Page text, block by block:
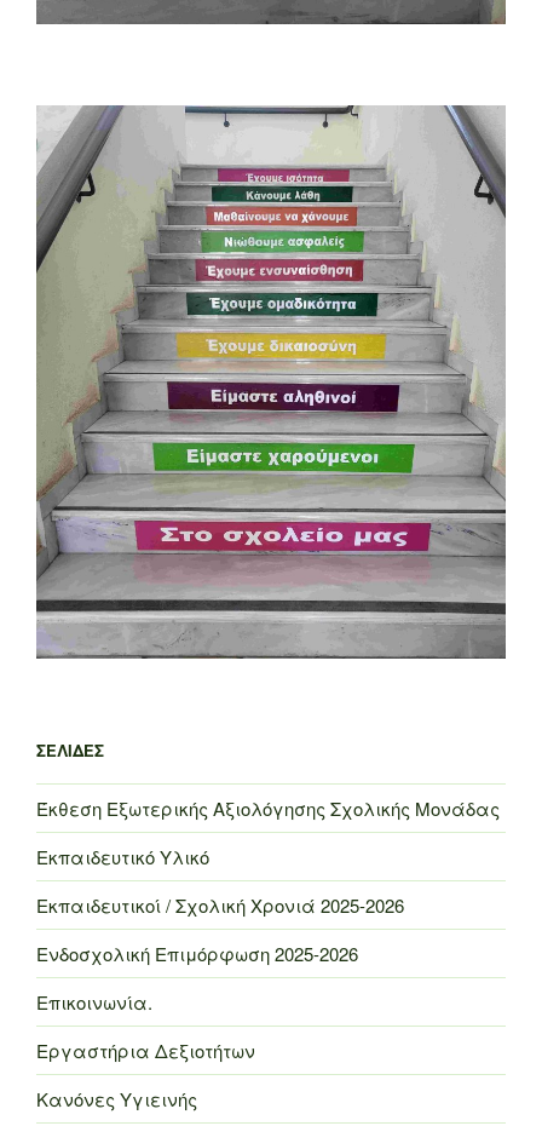
ΣΕΛΊΔΕΣ
Έκθεση Εξωτερικής Αξιολόγησης Σχολικής Μονάδας
Εκπαιδευτικό Υλικό
Εκπαιδευτικοί / Σχολική Χρονιά 2025-2026
Ενδοσχολική Επιμόρφωση 2025-2026
Επικοινωνία.
Εργαστήρια Δεξιοτήτων
Κανόνες Υγιεινής